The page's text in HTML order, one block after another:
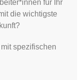
für Ihr
die wichtigste
spezifischen